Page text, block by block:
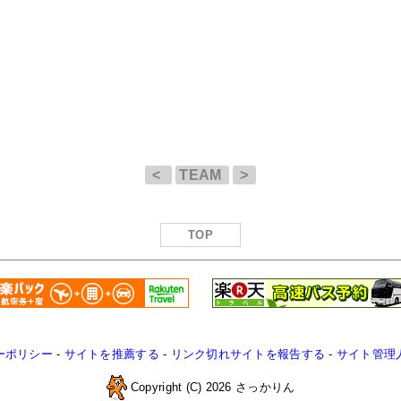
< TEAM >
TOP
ポリシー - サイトを推薦する - リンク切れサイトを報告する - サイト管理
Copyright (C) 2026 さっかりん